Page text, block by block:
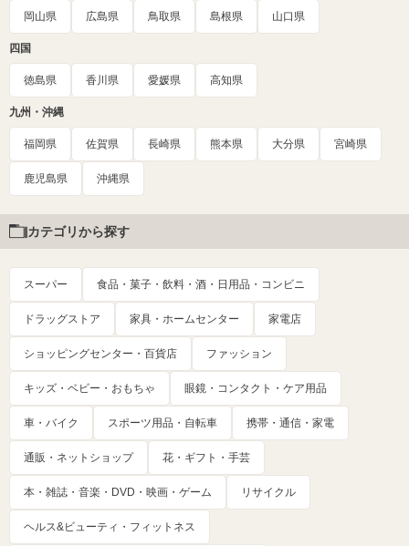
岡山県 広島県 鳥取県 島根県 山口県
四国
徳島県 香川県 愛媛県 高知県
九州・沖縄
福岡県 佐賀県 長崎県 熊本県 大分県 宮崎県
鹿児島県 沖縄県
カテゴリから探す
スーパー 食品・菓子・飲料・酒・日用品・コンビニ
ドラッグストア 家具・ホームセンター 家電店
ショッピングセンター・百貨店 ファッション
キッズ・ベビー・おもちゃ 眼鏡・コンタクト・ケア用品
車・バイク スポーツ用品・自転車 携帯・通信・家電
通販・ネットショップ 花・ギフト・手芸
本・雑誌・音楽・DVD・映画・ゲーム リサイクル
ヘルス&ビューティ・フィットネス